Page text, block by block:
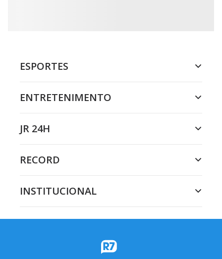
ESPORTES
ENTRETENIMENTO
JR 24H
RECORD
INSTITUCIONAL